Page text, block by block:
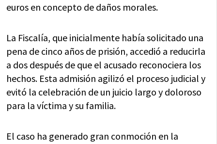
euros en concepto de daños morales.
La Fiscalía, que inicialmente había solicitado una
pena de cinco años de prisión, accedió a reducirla
a dos después de que el acusado reconociera los
hechos. Esta admisión agilizó el proceso judicial y
evitó la celebración de un juicio largo y doloroso
para la víctima y su familia.
El caso ha generado gran conmoción en la